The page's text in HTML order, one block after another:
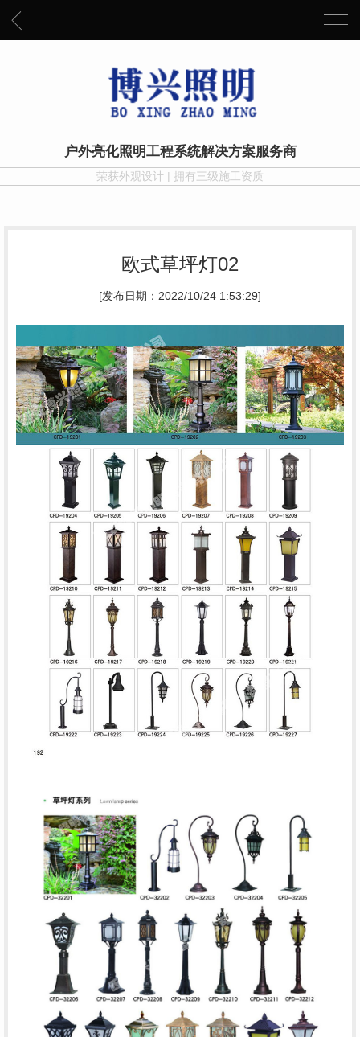
户外亮化照明工程系统解决方案服务商
荣获外观设计 | 拥有三级施工资质
欧式草坪灯02
[发布日期：2022/10/24 1:53:29]